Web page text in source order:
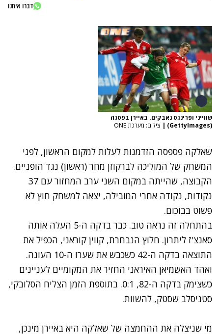
דברו איתנו
שווייני ופרינגס נאבקים. באיירן בפסגה
(GettyImages)
| צילום: מערכת ONE
שאלקה פספסה הזדמנות לעלות למקום הראשון, לפני
המשחק של המוליכה לברקוזן מחר (ראשון) נגד הופניים.
הקבוצה, שהייתה במקום השני ערב המחזור עם 37
נקודות, נקודה אחרי המובילה, יצאה למשחק חוץ לא
פשוט בבוכום.
בהתחלה זה נראה טוב. כבר בדקה ה-5 העלה אותה
סאנצ'ז ליתרון. חלוץ הנבחרת, קווין קוראני, הכפיל את
התוצאה בדקה ה-42 כשכבש את שערו ה-10 העונה.
ואהד האשמיאן האיראני החזיר את המקומיים לעניינים
כשצימק בדקה ה-82, 0:1. בתוספת הזמן הצליח הסלובקי,
סטניסלב שסטק, להשוות.
מי שניצלה את ההחמצה של שאלקה היא באיירן מינכן,